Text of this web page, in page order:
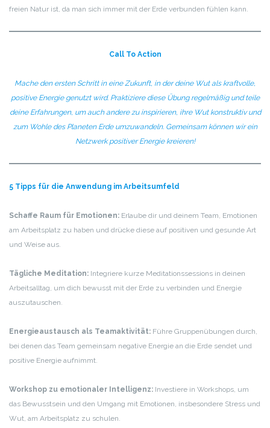
freien Natur ist, da man sich immer mit der Erde verbunden fühlen kann.
Call To Action
Mache den ersten Schritt in eine Zukunft, in der deine Wut als kraftvolle,
positive Energie genutzt wird. Praktiziere diese Übung regelmäßig und teile
deine Erfahrungen, um auch andere zu inspirieren, ihre Wut konstruktiv und
zum Wohle des Planeten Erde umzuwandeln. Gemeinsam können wir ein
Netzwerk positiver Energie kreieren!
5 Tipps für die Anwendung im Arbeitsumfeld
Schaffe Raum für Emotionen: Erlaube dir und deinem Team, Emotionen
am Arbeitsplatz zu haben und drücke diese auf positiven und gesunde Art
und Weise aus.
Tägliche Meditation: Integriere kurze Meditationssessions in deinen
Arbeitsalltag, um dich bewusst mit der Erde zu verbinden und Energie
auszutauschen.
Energieaustausch als Teamaktivität: Führe Gruppenübungen durch,
bei denen das Team gemeinsam negative Energie an die Erde sendet und
positive Energie aufnimmt.
Workshop zu emotionaler Intelligenz: Investiere in Workshops, um
das Bewusstsein und den Umgang mit Emotionen, insbesondere Stress und
Wut, am Arbeitsplatz zu schulen.